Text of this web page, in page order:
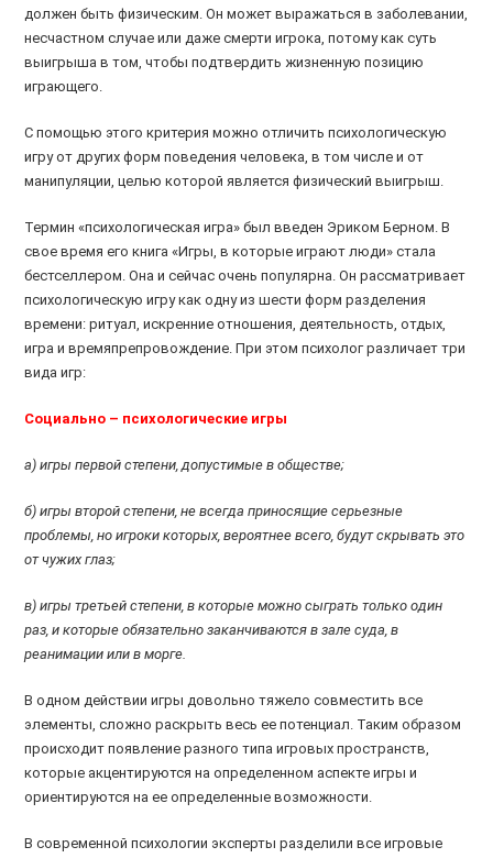
должен быть физическим. Он может выражаться в заболевании,
несчастном случае или даже смерти игрока, потому как суть
выигрыша в том, чтобы подтвердить жизненную позицию
играющего.
С помощью этого критерия можно отличить психологическую
игру от других форм поведения человека, в том числе и от
манипуляции, целью которой является физический выигрыш.
Термин «психологическая игра» был введен Эриком Берном. В
свое время его книга «Игры, в которые играют люди» стала
бестселлером. Она и сейчас очень популярна. Он рассматривает
психологическую игру как одну из шести форм разделения
времени: ритуал, искренние отношения, деятельность, отдых,
игра и времяпрепровождение. При этом психолог различает три
вида игр:
Социально – психологические игры
а) игры первой степени, допустимые в обществе;
б) игры второй степени, не всегда приносящие серьезные
проблемы, но игроки которых, вероятнее всего, будут скрывать это
от чужих глаз;
в) игры третьей степени, в которые можно сыграть только один
раз, и которые обязательно заканчиваются в зале суда, в
реанимации или в морге.
В одном действии игры довольно тяжело совместить все
элементы, сложно раскрыть весь ее потенциал. Таким образом
происходит появление разного типа игровых пространств,
которые акцентируются на определенном аспекте игры и
ориентируются на ее определенные возможности.
В современной психологии эксперты разделили все игровые